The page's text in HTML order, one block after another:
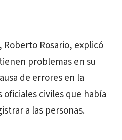
Roberto Rosario, explicó
problemas en su
de errores en la
oficiales civiles que había
a las personas.